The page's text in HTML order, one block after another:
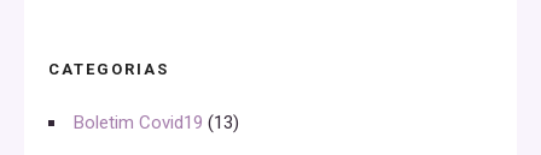
CATEGORIAS
Boletim Covid19 (13)